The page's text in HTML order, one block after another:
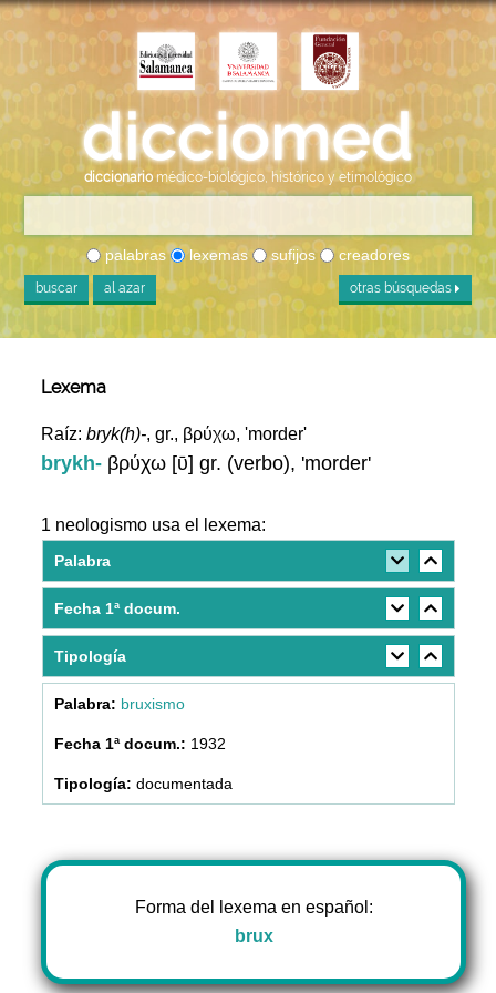
diccionario médico-biológico, histórico y etimológico
palabras lexemas sufijos creadores
buscar al azar otras búsquedas
Lexema
Raíz:bryk(h)-, gr., βρύχω, 'morder'
brykh- βρύχω [ῡ] gr. (verbo), 'morder'
1 neologismo usa el lexema:
Palabra
Fecha 1ª docum.
Tipología
bruxismo
1932
documentada
Forma del lexema en español:
brux